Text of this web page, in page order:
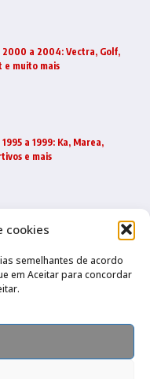
cookies
semelhantes de acordo
em Aceitar para concordar
2000 a 2004: Vectra, Golf,
e muito mais
a 1999: Ka, Marea,
e mais